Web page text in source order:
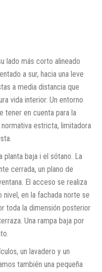
lado más corto alineado
a sur, hacia una leve
a media distancia que
vida interior. Un entorno
tener en cuenta para la
estricta, limitadora
planta baja i el sótano. La
cerrada, un plano de
El acceso se realiza
en la fachada norte se
toda la dimensión posterior
Una rampa baja por
un lavadero y un
también una pequeña